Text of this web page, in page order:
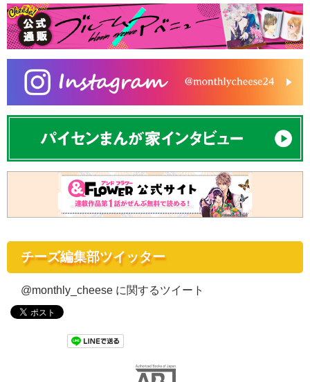
チーズ編集部ツイッター
@monthly_cheese に関するツイート